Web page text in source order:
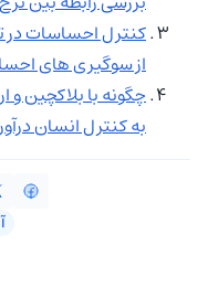
از سوگیری های
به کنترل انسان